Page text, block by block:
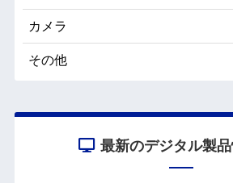
カメラ
その他
最新のデジタル製